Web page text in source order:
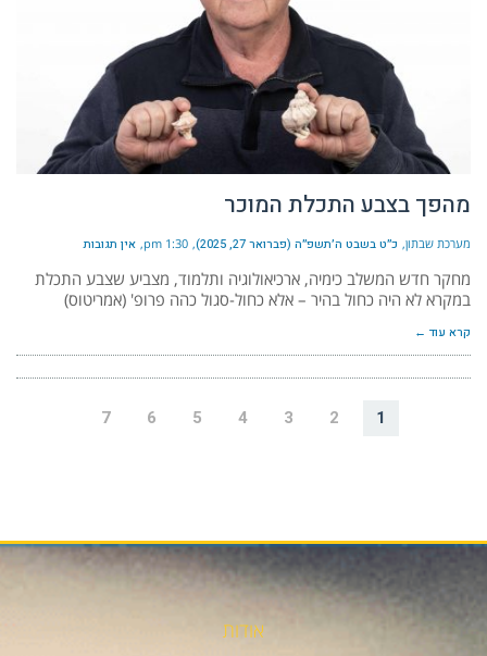
מהפך בצבע התכלת המוכר
מערכת שבתון כ״ט בשבט ה׳תשפ״ה (פברואר 27, 2025) 1:30 pm אין תגובות
מחקר חדש המשלב כימיה, ארכיאולוגיה ותלמוד, מצביע שצבע התכלת
במקרא לא היה כחול בהיר – אלא כחול-סגול כהה פרופ' (אמריטוס)
קרא עוד ←
1
2
3
4
5
6
7
אודות